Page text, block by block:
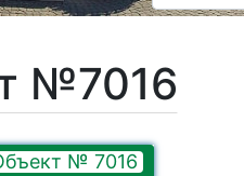
№7016
№ 7016